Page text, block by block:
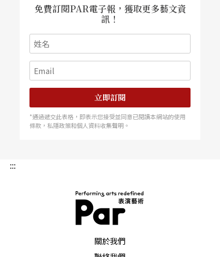
言之間、不知還有啥驚豔的內容？令人期待與推
薦！
免費訂閱PAR電子報，獲取更多藝文資
訊！
立即訂閱
*通過遞交此表格，即表示您接受並同意已閱讀本網站的使用
條款，私隱政策和個人資料收集聲明。
:::
關於我們